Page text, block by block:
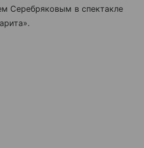
Серебряковым в спектакле